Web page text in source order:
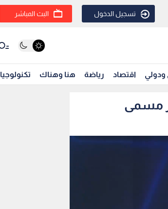
تسجيل الدخول البث المباشر
ودولي اقتصاد رياضة هنا وهناك تكنولوجيا
مسمى